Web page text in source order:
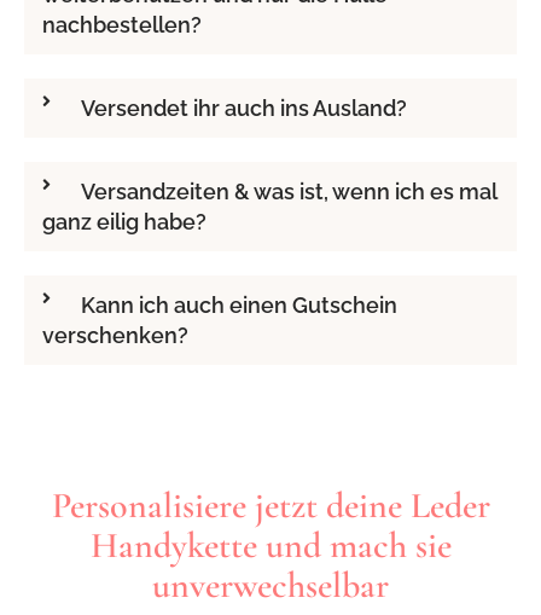
nachbestellen?
Versendet ihr auch ins Ausland?
Versandzeiten & was ist, wenn ich es mal
ganz eilig habe?
Kann ich auch einen Gutschein
verschenken?
Personalisiere jetzt deine Leder
Handykette und mach sie
unverwechselbar